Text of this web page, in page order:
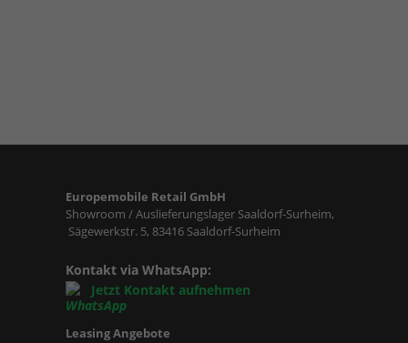
Europemobile Retail GmbH
Showroom / Auslieferungslager Saaldorf-Surheim,
Sägewerkstr. 5, 83416 Saaldorf-Surheim
Kontakt via WhatsApp:
Jetzt Kontakt aufnehmen
Leasing Angebote